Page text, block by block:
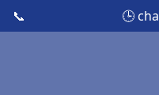
📞 🕒